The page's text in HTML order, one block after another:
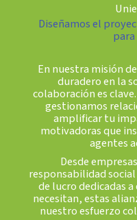
Diseñamos el
En nuestra misión
duradero en la
colaboración es
gestionamos
amplificar tu
motivadoras que
agentes
Desde
responsabilidad
de lucro dedicadas
necesitan, estas
nuestro esfuerzo